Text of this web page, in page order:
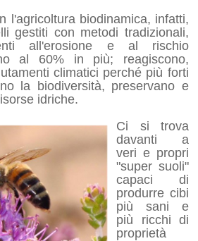
l'agricoltura biodinamica, infatti,
gestiti con metodi tradizionali,
all'erosione e al rischio
al 60% in più; reagiscono,
climatici perché più forti
la biodiversità, preservano e
idriche.
Ci si trova
davanti a
veri e propri
"super suoli"
capaci di
produrre cibi
più sani e
più ricchi di
proprietà